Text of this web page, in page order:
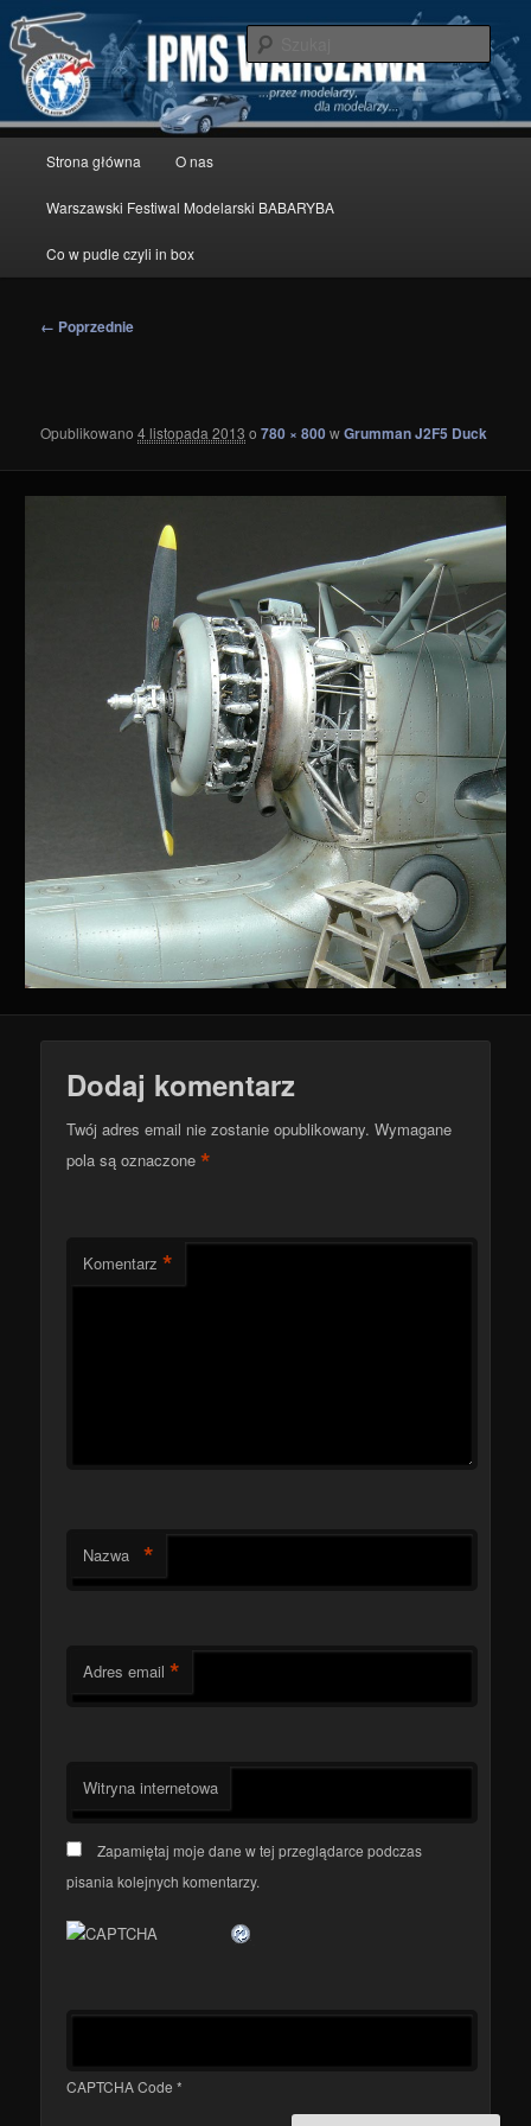
Przeskocz
do
tekstu
IPMS Warszawa
modelarstwo redukcyjne
Strona główna O nas
Warszawski Festiwal Modelarski BABARYBA
Co w pudle czyli in box
Nawigacja
← Poprzednie
Opublikowano4 listopada 2013 o780 × 800wGrumman J2F5 Duck
Dodaj komentarz
Twój adres email nie zostanie opublikowany. Wymagane
pola są oznaczone*
Komentarz *
Nazwa *
Adres email *
Witryna internetowa
Zapamiętaj moje dane w tej przeglądarce podczas
pisania kolejnych komentarzy.
CAPTCHA Code *